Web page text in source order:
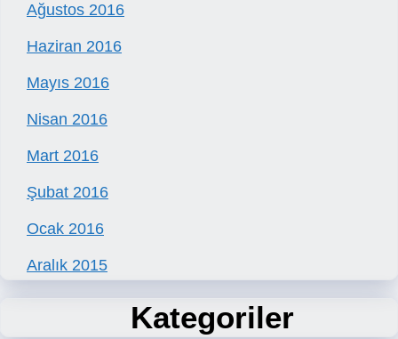
Ağustos 2016
Haziran 2016
Mayıs 2016
Nisan 2016
Mart 2016
Şubat 2016
Ocak 2016
Aralık 2015
Kategoriler